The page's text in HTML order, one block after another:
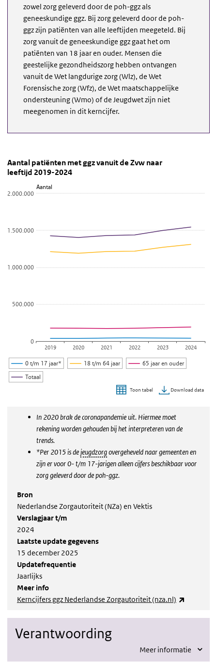
zowel zorg geleverd door de poh-ggz als
geneeskundige ggz. Bij zorg geleverd doorde poh-
ggz zijn patiënten van alle leeftijden meegeteld. Bij
zorg vanuit de geneeskundige ggz gaat het om
patiënten van 18 jaar en ouder. Mensen die
geestelijke gezondheidszorg hebben ontvangen
vanuit de Wet langdurige zorg (Wlz), de Wet
Forensische zorg (Wfz), de Wet maatschappelijke
ondersteuning (Wmo) of de Jeugdwet zijn niet
meegenomen in dit kerncijfer.
Trend naar leeftijd
Sla de grafiek 'Aantal patiënten met ggz vanuit de Zvw naar
Aantal patiënten met ggz vanuit de Zvw naar
Lijn grafiek met 4 lijnen.
Bekijk als data tabel.
Aantal
Aantal patiënten met ggz vanuit de Zvw naar
leeftijd 2019-2024
0 t/m 17 jaar* 18 t/m 64 jaar
65 jaar en ouder
Totaal
0
500.000
1.000.000
1.500.000
2.000.000
2019 2020 2021 2022 2023 2024
Toon tabel Download data
In 2020 brak de coronapandemie uit. Hiermee moet
rekening worden gehouden bij het interpreteren van de
trends.
*Per 2015 is dejeugdzorgovergeheveld naar gemeenten en
zijn er voor 0- t/m 17-jarigen alleen cijfers beschikbaar voor
zorg geleverd door de poh-ggz.
Bron
Nederlandse Zorgautoriteit (NZa) en Vektis
Verslagjaar t/m
2024
Laatste update gegevens
15 december 2025
Updatefrequentie
Jaarlijks
Meer info
Kerncijfers ggz Nederlandse Zorgautoriteit (nza.nl)
Verantwoording
Meer informatie